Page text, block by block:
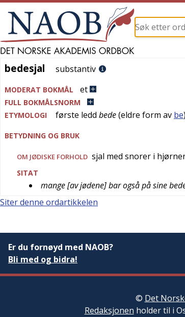
bedesjal
bedesjal substantiv
MODERAT BOKMÅL et
FULL BOKMÅLSNORM
ETYMOLOGI
første ledd bede(eldre form av be)
BETYDNING OG BRUK
OM JØDISKE FORHOLD sjal med snorer i
SITAT
mange [av jødene] bar også på sine
Siter denne ordartikkelen
Er du fornøyd med NAOB?
Bli med og bidra!
© Det
Redaksjonen holder til i